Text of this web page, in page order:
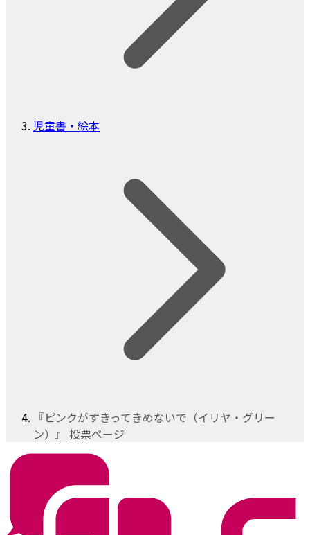
児童書・絵本
『ピンクがすきってきめないで（イリヤ・グリー
ン）』 投票ページ